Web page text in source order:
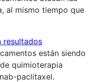
al mismo tiempo que
resultados
están siendo
quimioterapia
paclitaxel.